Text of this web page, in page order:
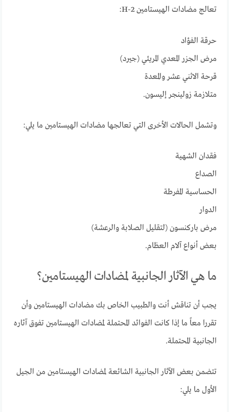
تعالج مضادات الهيستامين H-2:
حرقة الفؤاد
مرض الجزر المعدي المريئي (جيرد)
قرحة الاثني عشر والمعدة
متلازمة زولينجر إليسون.
وتشمل الحالات الأخرى التي تعالجها مضادات الهيستامين ما يلي:
فقدان الشهية
الصداع
الحساسية المفرطة
الدوار
مرض باركنسون (لتقليل الصلابة والرعشة)
بعض أنواع آلام العظام.
ما هي الآثار الجانبية لمضادات الهيستامين؟
يجب أن تناقش أنت والطبيب الخاص بك مضادات الهيستامين وأن
تقررا معاً ما إذا كانت الفوائد المحتملة لمضادات الهيستامين تفوق آثاره
الجانبية المحتملة.
تتضمن بعض الآثار الجانبية الشائعة لمضادات الهيستامين من الجيل
الأول ما يلي: